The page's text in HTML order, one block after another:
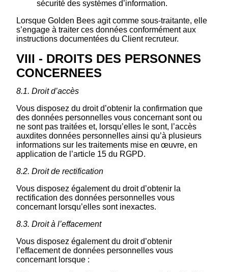
sécurité des systèmes d’information.
Lorsque Golden Bees agit comme sous-traitante, elle
s’engage à traiter ces données conformément aux
instructions documentées du Client recruteur.
VIII - DROITS DES PERSONNES
CONCERNEES
8.1. Droit d’accès
Vous disposez du droit d’obtenir la confirmation que
des données personnelles vous concernant sont ou
ne sont pas traitées et, lorsqu’elles le sont, l’accès
auxdites données personnelles ainsi qu’à plusieurs
informations sur les traitements mise en œuvre, en
application de l’article 15 du RGPD.
8.2. Droit de rectification
Vous disposez également du droit d’obtenir la
rectification des données personnelles vous
concernant lorsqu’elles sont inexactes.
8.3. Droit à l’effacement
Vous disposez également du droit d’obtenir
l’effacement de données personnelles vous
concernant lorsque :